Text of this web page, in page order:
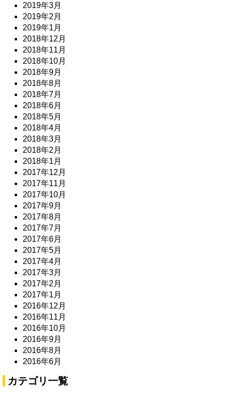
2019年3月
2019年2月
2019年1月
2018年12月
2018年11月
2018年10月
2018年9月
2018年8月
2018年7月
2018年6月
2018年5月
2018年4月
2018年3月
2018年2月
2018年1月
2017年12月
2017年11月
2017年10月
2017年9月
2017年8月
2017年7月
2017年6月
2017年5月
2017年4月
2017年3月
2017年2月
2017年1月
2016年12月
2016年11月
2016年10月
2016年9月
2016年8月
2016年6月
カテゴリ一覧